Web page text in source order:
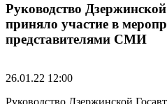
Руководство
приняло участие в
представителями СМИ
26.01.22 12:00